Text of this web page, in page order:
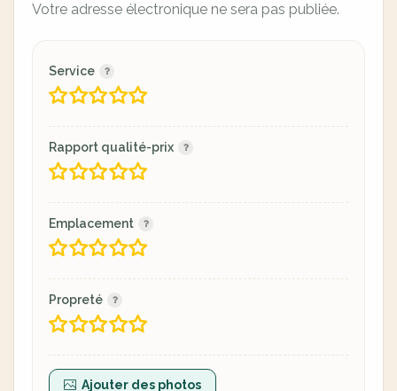
Votre adresse électronique ne sera pas publiée.
Service
Rapport qualité-prix
Emplacement
Propreté
Ajouter des photos